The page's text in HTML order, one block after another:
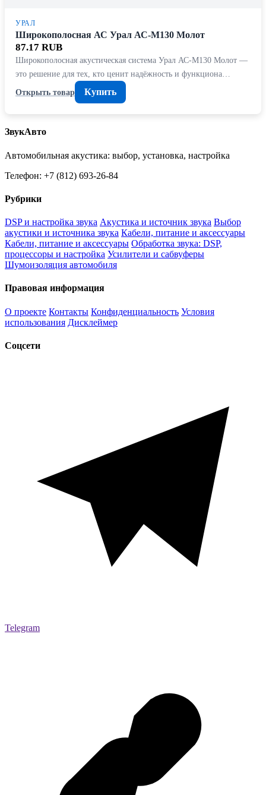
УРАЛ
Широкополосная АС Урал АС-М130 Молот
87.17 RUB
Широкополосная акустическая система Урал АС-М130 Молот —
это решение для тех, кто ценит надёжность и функциона…
Открыть товар
Купить
ЗвукАвто
Автомобильная акустика: выбор, установка, настройка
Телефон: +7 (812) 693-26-84
Рубрики
DSP и настройка звука Акустика и источник звука Выбор
акустики и источника звука Кабели, питание и аксессуары
Кабели, питание и аксессуары Обработка звука: DSP,
процессоры и настройка Усилители и сабвуферы
Шумоизоляция автомобиля
Правовая информация
О проекте Контакты Конфиденциальность Условия
использования Дисклеймер
Соцсети
Telegram